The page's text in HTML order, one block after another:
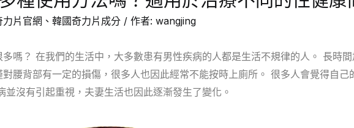
片官網 、 韓國奇力片成分/ 作者: wangjing
嗎？ 在我們的生活中，大多數患有男性疾病的人都是生活不規律的人。 長時
腰背部有一定的損傷，很多人也因此經常不能按時上廁所。 很多人會覺得自
並沒有引起重視，夫妻生活也因此逐漸發生了變化。